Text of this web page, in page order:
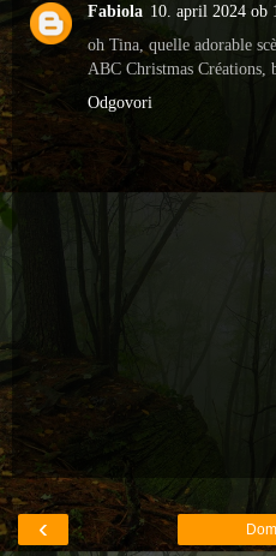
Fabiola 10. april 2024 ob
oh Tina, quelle adorable
ABC Christmas Créations,
Odgovori
‹